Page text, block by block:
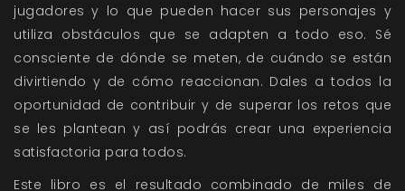
jugadores y lo que pueden hacer sus personajes y
utiliza obstáculos que se adapten a todo eso. Sé
consciente de dónde se meten, de cuándo se están
divirtiendo y de cómo reaccionan. Dales a todos la
oportunidad de contribuir y de superar los retos que
se les plantean y así podrás crear una experiencia
satisfactoria para todos.
Este libro es el resultado combinado de miles de